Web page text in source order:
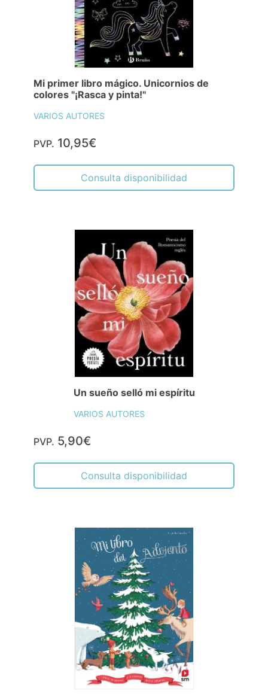
Mi primer libro mágico. Unicornios de
colores "¡Rasca y pinta!"
VARIOS AUTORES
PVP. 10,95€
Consulta disponibilidad
Un sueño selló mi espíritu
VARIOS AUTORES
PVP. 5,90€
Consulta disponibilidad